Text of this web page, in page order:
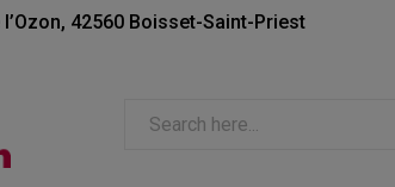
42560 Boisset-Saint-Priest